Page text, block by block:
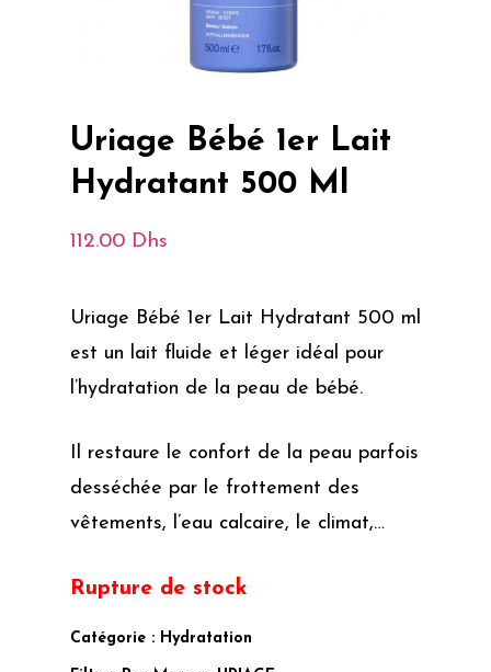
Uriage Bébé 1er Lait
Hydratant 500 Ml
112.00 Dhs
Uriage Bébé 1er Lait Hydratant 500 ml
est un lait fluide et léger idéal pour
l’hydratation de la peau de bébé.
Il restaure le confort de la peau parfois
desséchée par le frottement des
vêtements, l’eau calcaire, le climat,…
Rupture de stock
Catégorie : Hydratation